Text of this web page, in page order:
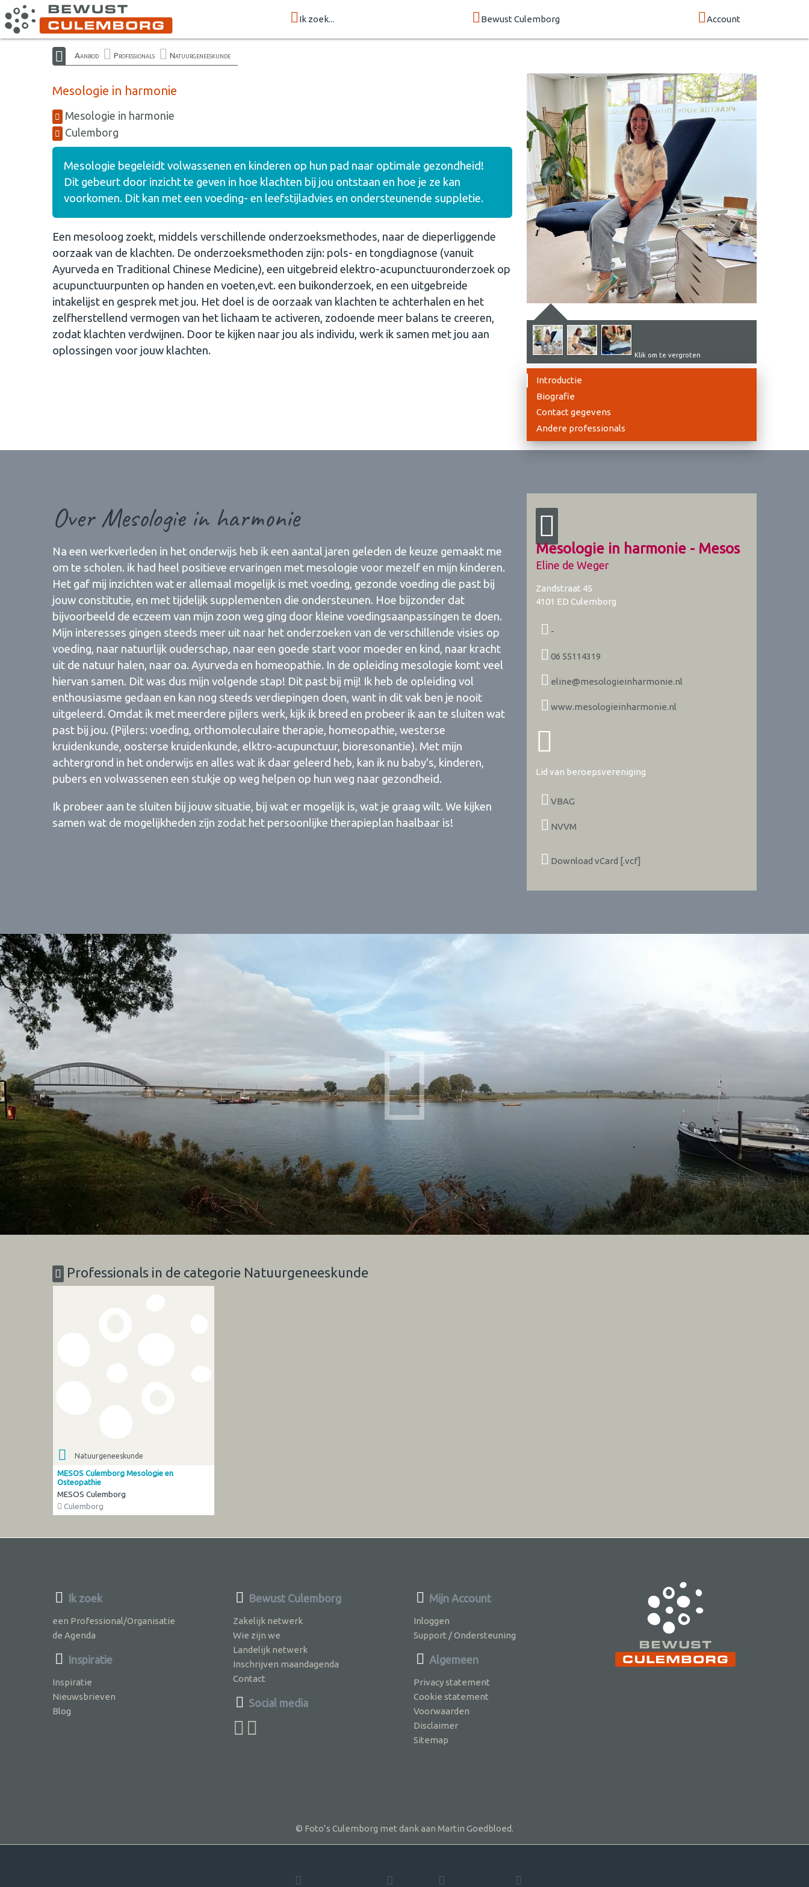
Ik zoek... Bewust Culemborg Account
Aanbod Professionals Natuurgeneeskunde
Mesologie in harmonie
Mesologie in harmonie
Culemborg
Mesologie begeleidt volwassenen en kinderen op hun pad naar optimale gezondheid!
Dit gebeurt door inzicht te geven in hoe klachten bij jou ontstaan en hoe je ze kan
voorkomen. Dit kan met een voeding- en leefstijladvies en ondersteunende suppletie.
Een mesoloog zoekt, middels verschillende onderzoeksmethodes, naar de dieperliggende
oorzaak van de klachten. De onderzoeksmethoden zijn: pols- en tongdiagnose (vanuit
Ayurveda en Traditional Chinese Medicine), een uitgebreid elektro-acupunctuuronderzoek op
acupunctuurpunten op handen en voeten,evt. een buikonderzoek, en een uitgebreide
intakelijst en gesprek met jou. Het doel is de oorzaak van klachten te achterhalen en het
zelfherstellend vermogen van het lichaam te activeren, zodoende meer balans te creeren,
zodat klachten verdwijnen. Door te kijken naar jou als individu, werk ik samen met jou aan
oplossingen voor jouw klachten.
Klik om te vergroten
Introductie
Biografie
Contact gegevens
Andere professionals
Over Mesologie in harmonie
Na een werkverleden in het onderwijs heb ik een aantal jaren geleden de keuze gemaakt me
om te scholen. ik had heel positieve ervaringen met mesologie voor mezelf en mijn kinderen.
Het gaf mij inzichten wat er allemaal mogelijk is met voeding, gezonde voeding die past bij
jouw constitutie, en met tijdelijk supplementen die ondersteunen. Hoe bijzonder dat
bijvoorbeeld de eczeem van mijn zoon weg ging door kleine voedingsaanpassingen te doen.
Mijn interesses gingen steeds meer uit naar het onderzoeken van de verschillende visies op
voeding, naar natuurlijk ouderschap, naar een goede start voor moeder en kind, naar kracht
uit de natuur halen, naar oa. Ayurveda en homeopathie. In de opleiding mesologie komt veel
hiervan samen. Dit was dus mijn volgende stap! Dit past bij mij! Ik heb de opleiding vol
enthousiasme gedaan en kan nog steeds verdiepingen doen, want in dit vak ben je nooit
uitgeleerd. Omdat ik met meerdere pijlers werk, kijk ik breed en probeer ik aan te sluiten wat
past bij jou. (Pijlers: voeding, orthomoleculaire therapie, homeopathie, westerse
kruidenkunde, oosterse kruidenkunde, elktro-acupunctuur, bioresonantie). Met mijn
achtergrond in het onderwijs en alles wat ik daar geleerd heb, kan ik nu baby's, kinderen,
pubers en volwassenen een stukje op weg helpen op hun weg naar gezondheid.
Ik probeer aan te sluiten bij jouw situatie, bij wat er mogelijk is, wat je graag wilt. We kijken
samen wat de mogelijkheden zijn zodat het persoonlijke therapieplan haalbaar is!
Mesologie in harmonie - Mesos
Eline de Weger
Zandstraat 45
4101 ED Culemborg
-
06 55114319
eline@mesologieinharmonie.nl
www.mesologieinharmonie.nl
Lid van beroepsvereniging
VBAG
NVVM
Download vCard [.vcf]
Professionals in de categorie Natuurgeneeskunde
Natuurgeneeskunde
MESOS Culemborg Mesologie en
Osteopathie
MESOS Culemborg
Culemborg
Ik zoek
een Professional/Organisatie
de Agenda
Inspiratie
Inspiratie
Nieuwsbrieven
Blog
Bewust Culemborg
Zakelijk netwerk
Wie zijn we
Landelijk netwerk
Inschrijven maandagenda
Contact
Social media
Mijn Account
Inloggen
Support / Ondersteuning
Algemeen
Privacy statement
Cookie statement
Voorwaarden
Disclaimer
Sitemap
© Foto’s Culemborg met dank aan Martin Goedbloed.